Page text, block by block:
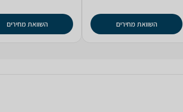
השוואת מחירים השוואת מחירים